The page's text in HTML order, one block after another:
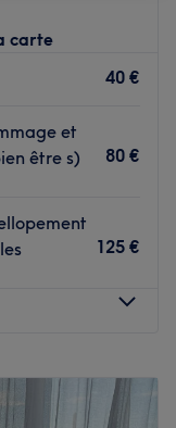
carte
40 €
et
être s)
80 €
125 €
–
19:00
10:00
18:00